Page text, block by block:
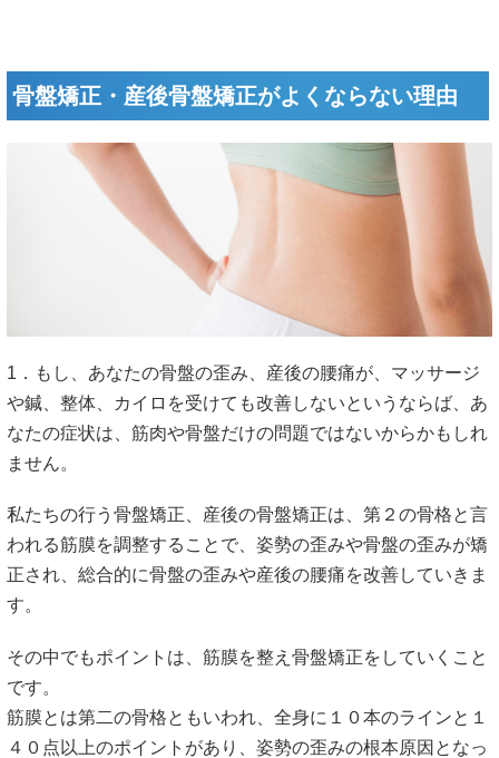
骨盤矯正・産後骨盤矯正がよくならない理由
1．もし、あなたの骨盤の歪み、産後の腰痛が、マッサージ
や鍼、整体、カイロを受けても改善しないというならば、あ
なたの症状は、筋肉や骨盤だけの問題ではないからかもしれ
ません。
私たちの行う骨盤矯正、産後の骨盤矯正は、第２の骨格と言
われる筋膜を調整することで、姿勢の歪みや骨盤の歪みが矯
正され、総合的に骨盤の歪みや産後の腰痛を改善していきま
す。
その中でもポイントは、筋膜を整え骨盤矯正をしていくこと
です。
筋膜とは第二の骨格ともいわれ、全身に１０本のラインと１
４０点以上のポイントがあり、姿勢の歪みの根本原因となっ